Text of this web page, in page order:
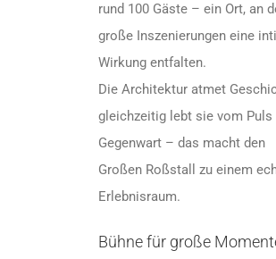
rund 100 Gäste – ein Ort, an
große Inszenierungen eine
Wirkung entfalten.
Die Architektur atmet
gleichzeitig lebt sie vom Puls
Gegenwart – das macht den
Großen Roßstall zu einem
Erlebnisraum.
Bühne für große